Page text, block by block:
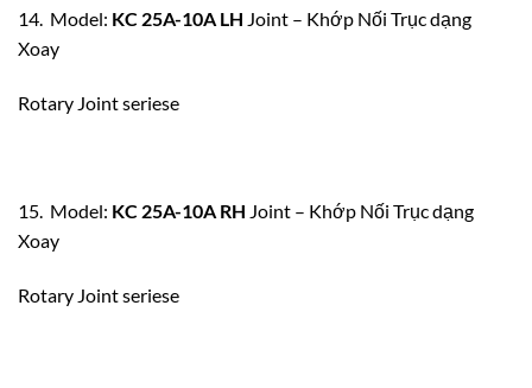
14. Model: KC 25A-10A LH Joint – Khớp Nối Trục dạng
Xoay
Rotary Joint seriese
15. Model: KC 25A-10A RH Joint – Khớp Nối Trục dạng
Xoay
Rotary Joint seriese